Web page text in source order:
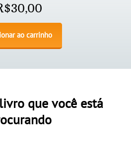
30,00
ao carrinho
que você está